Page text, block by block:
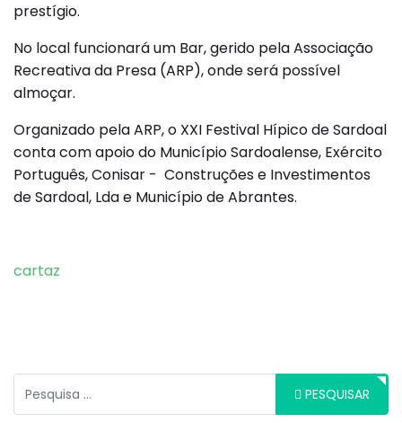
PESQUISAR
prestígio.
No local funcionará um Bar, gerido pela Associação
Recreativa da Presa (ARP), onde será possível
almoçar.
Organizado pela ARP, o XXI Festival Hípico de Sardoal
conta com apoio do Município Sardoalense, Exército
Português, Conisar - Construções e Investimentos
de Sardoal, Lda e Município de Abrantes.
cartaz